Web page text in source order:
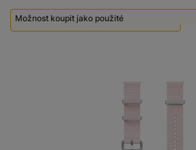
Možnost koupit jako použité